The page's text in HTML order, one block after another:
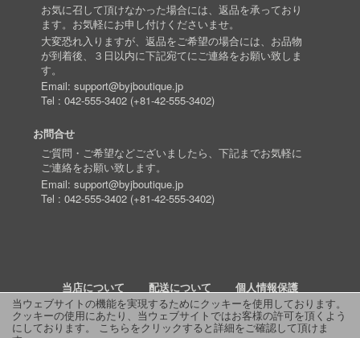
当ウェブサイトの機能を実現するためにクッキーを使用しております。
クッキーの使用にあたり、当ウェブサイトではお客様の許可を頂くよう
にしております。 こちらをクリックすると詳細をご確認して頂けま
お気に召して頂けなかった場合には、返品を承っており
ます。お気軽にお申し付けくださいませ。
大変恐れ入りますが、返品をご希望の場合には、お品物
が到着後、３日以内に下記宛てにご連絡をお願い致しま
す。
Email: support@byjboutique.jp
Tel : 042-555-3402(+81-42-555-3402)
お問合せ
ご質問・ご希望などございましたら、下記までお気軽に
ご連絡をお願い致します。
Email: support@byjboutique.jp
Tel : 042-555-3402(+81-42-555-3402)
当店について 配送について
個人情報保護
詳細検索
よくあるご質問 お問い合わせ RSS